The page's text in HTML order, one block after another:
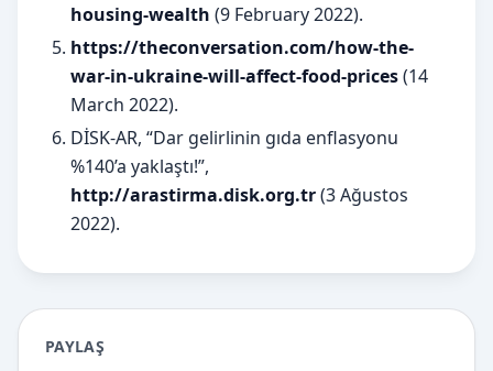
housing-wealth (9 February 2022).
https://theconversation.com/how-the-
war-in-ukraine-will-affect-food-prices(14
March 2022).
DİSK-AR, “Dar gelirlinin gıda enflasyonu
%140’a yaklaştı!”,
http://arastirma.disk.org.tr(3 Ağustos
2022).
PAYLAŞ